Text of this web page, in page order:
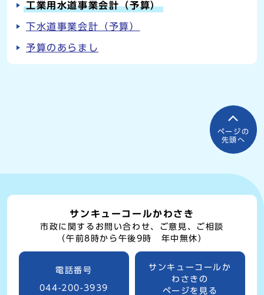
工業用水道事業会計（予算）
下水道事業会計（予算）
予算のあらまし
ページの
先頭へ
サンキューコールかわさき
市政に関するお問い合わせ、ご意見、ご相談
（午前8時から午後9時 年中無休）
電話番号
044-200-3939
サンキューコールか
わさきの
ページを見る